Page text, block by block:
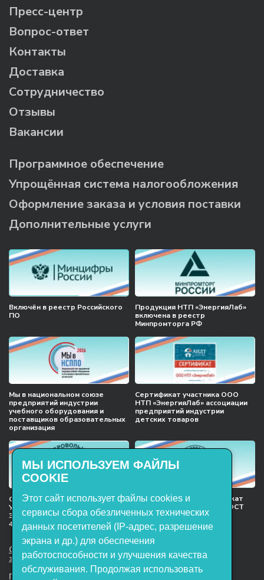
Пресс-центр
Вопрос-ответ
Контакты
Доставка
Сотрудничество
Отзывы
Вакансии
Программное обеспечение
Упрощённая система налогообложения
Оформление заказа и условия поставки
Дополнительные услуги
Включён в реестр Российского
ПО
Продукция НТП «ЭнергияЛаб»
включена в реестр
Минпромторга РФ
Мы в национальном союзе
предприятий индустрии
учебного оборудования и
поставщиков образовательных
организация
Сертификат участника ООО
НТП «ЭнергияЛаб» ассоциации
предприятий индустрии
детских товаров
Сертификат соответствия
Учебное оборудование, марки
ЭнергияЛаб ТУ 32.99.53–001–
47627947–2021 Серийный выпуск
Международный сертификат
менеджмента качества ГОСТ
ISO 9001:2015
ООО НТП «ЭнергияЛаб». Все права
защищены.
Представленная на сайте информация
МЫ ИСПОЛЬЗУЕМ ФАЙЛЫ
COOKIE
Этот сайт использует файлы cookies и
сервисы сбора обезличенных технических
данных посетителей (IP-адрес, разрешение
экрана и др.) для обеспечения
работоспособности и улучшения качества
обслуживания. Продолжая использовать